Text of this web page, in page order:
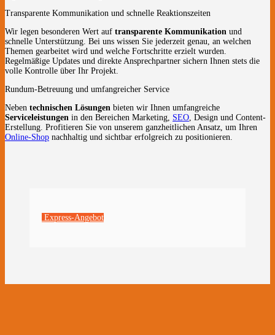
Transparente Kommunikation und schnelle Reaktionszeiten
Wir legen besonderen Wert auf transparente Kommunikation und
schnelle Unterstützung. Bei uns wissen Sie jederzeit genau, an welchen
Themen gearbeitet wird und welche Fortschritte erzielt wurden.
Regelmäßige Updates und direkte Ansprechpartner sichern Ihnen stets die
volle Kontrolle über Ihr Projekt.
Rundum-Betreuung und umfangreicher Service
Neben technischen Lösungen bieten wir Ihnen umfangreiche
Serviceleistungen in den Bereichen Marketing, SEO , Design und Content-
Erstellung. Profitieren Sie von unserem ganzheitlichen Ansatz, um Ihren
Online-Shop nachhaltig und sichtbar erfolgreich zu positionieren.
Express-Angebot